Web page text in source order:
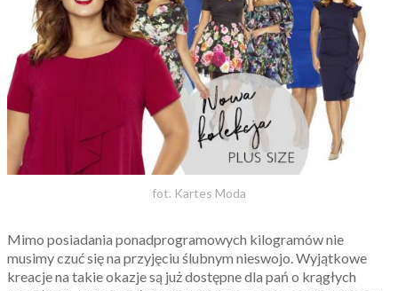
fot. Kartes Moda
Mimo posiadania ponadprogramowych kilogramów nie
musimy czuć się na przyjęciu ślubnym nieswojo. Wyjątkowe
kreacje na takie okazje są już dostępne dla pań o krągłych